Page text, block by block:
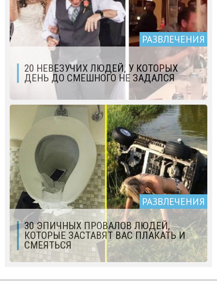
РАЗВЛЕЧЕНИЯ
20 НЕВЕЗУЧИХ ЛЮДЕЙ, У КОТОРЫХ
ДЕНЬ ДО СМЕШНОГО НЕ ЗАДАЛСЯ
РАЗВЛЕЧЕНИЯ
30 ЭПИЧНЫХ ПРОВАЛОВ ЛЮДЕЙ,
КОТОРЫЕ ЗАСТАВЯТ ВАС ПЛАКАТЬ И
СМЕЯТЬСЯ